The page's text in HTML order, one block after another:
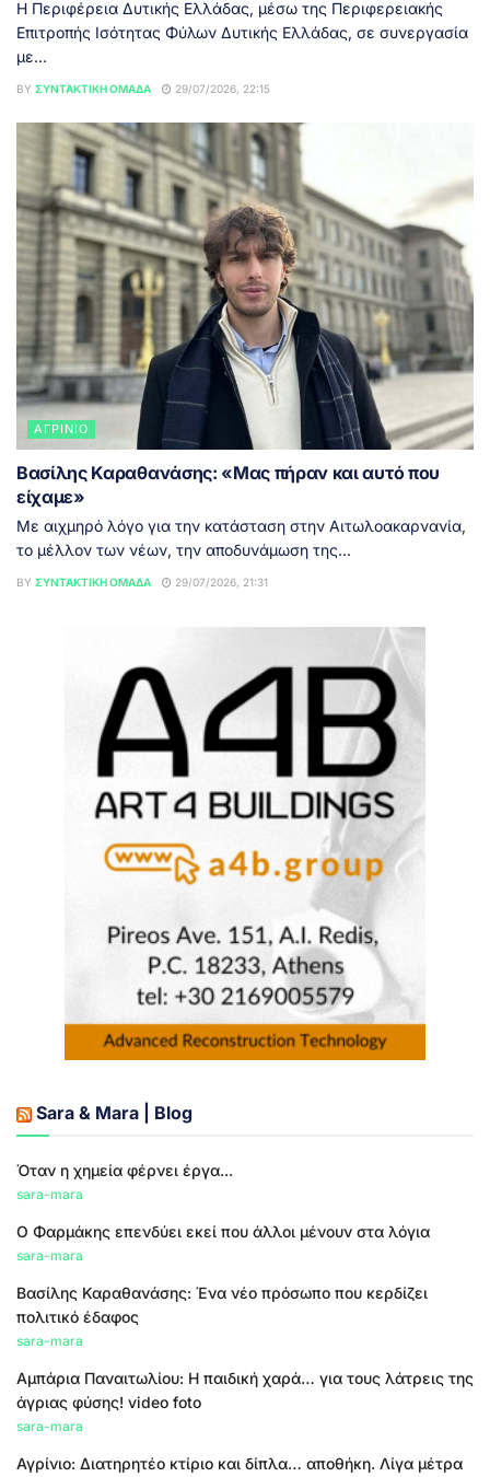
Η Περιφέρεια Δυτικής Ελλάδας, μέσω της Περιφερειακής
Επιτροπής Ισότητας Φύλων Δυτικής Ελλάδας, σε συνεργασία
με...
BY ΣΥΝΤΑΚΤΙΚΉ ΟΜΆΔΑ 29/07/2026, 22:15
ΑΓΡΊΝΙΟ
Βασίλης Καραθανάσης: «Μας πήραν και αυτό που
είχαμε»
Με αιχμηρό λόγο για την κατάσταση στην Αιτωλοακαρνανία,
το μέλλον των νέων, την αποδυνάμωση της...
BY ΣΥΝΤΑΚΤΙΚΉ ΟΜΆΔΑ 29/07/2026, 21:31
Sara & Mara | Blog
Όταν η χημεία φέρνει έργα...
sara-mara
Ο Φαρμάκης επενδύει εκεί που άλλοι μένουν στα λόγια
sara-mara
Βασίλης Καραθανάσης: Ένα νέο πρόσωπο που κερδίζει
πολιτικό έδαφος
sara-mara
Αμπάρια Παναιτωλίου: Η παιδική χαρά… για τους λάτρεις της
άγριας φύσης! video foto
sara-mara
Αγρίνιο: Διατηρητέο κτίριο και δίπλα… αποθήκη. Λίγα μέτρα